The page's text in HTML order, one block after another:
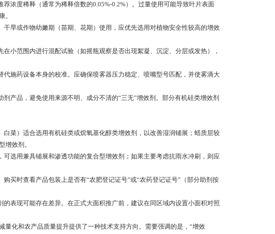
度稀释（通常为稀释倍数的0.05%-0.2%）。过量使用可能导致叶片表面
。
或作物幼嫩期（苗期、花期）使用，应优先选用对植物安全性较高的增效
范围内进行混配试验（如摇瓶观察是否出现絮凝、沉淀、分层或发热），
施药设备本身的校准。应确保喷雾器压力稳定、喷嘴型号匹配，并使雾滴大
品，避免使用来源不明、成分不清的“三无”增效剂。部分有机硅类增效剂
菜）适合选用有机硅类或烷氧基化醇类增效剂，以改善湿润铺展；蜡质层较
增效剂。
选用兼具铺展和渗透功能的复合型增效剂；如果主要考虑抗雨水冲刷，则应
时查看产品包装上是否有“农肥登记证号”或“农药登记证号”（部分助剂按
现可能存在差异。在正式大面积推广前，建议在同区域内设置小面积对照
化和农产品质量提升提供了一种技术支持方向。需要强调的是，“增效